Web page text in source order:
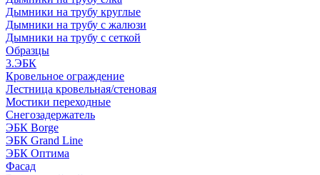
Дымники на трубу круглые
Дымники на трубу с жалюзи
Дымники на трубу с сеткой
Образцы
3.ЭБК
Кровельное ограждение
Лестница кровельная/стеновая
Мостики переходные
Снегозадержатель
ЭБК Borge
ЭБК Grand Line
ЭБК Оптима
Фасад